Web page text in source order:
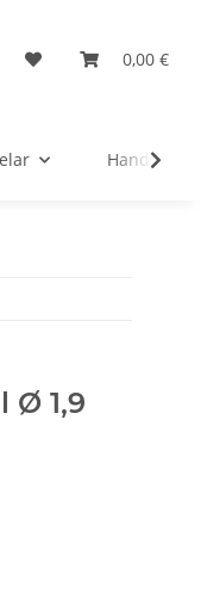
0,00 €
Handverktyg
Ø 1,9